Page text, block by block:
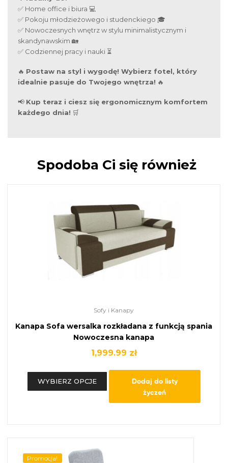
✅ Home office i biura 💻
✅ Pokoju młodzieżowego i studenckiego 🎓
✅ Nowoczesnych wnętrz w stylu minimalistycznym i
skandynawskim 🏡
✅ Codziennej pracy i nauki ⏳
🔥 Postaw na styl i wygodę! Wybierz fotel, który
idealnie pasuje do Twojego wnętrza! 🔥
📢 Kup teraz i ciesz się ergonomicznym komfortem
każdego dnia! 🛒
Spodoba Ci się również
Sofy i Kanapy
Kanapa Sofa wersalka rozkładana z funkcją spania
Nowoczesna kanapa
1,999.99 zł
WYBIERZ OPCJE
Dodaj do listy
życzeń
Promocja!